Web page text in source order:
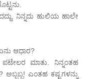
ನಿನ್ನದು ಹುಲಿಯ ಹಾಲೇ
ಆಧಾರ?
ಮಾತು. ನಿನ್ನಂತಹ
ಅಬ್ಬಬ್ಬ! ಎಂತಹ ಕಷ್ಟಗಳನ್ನು